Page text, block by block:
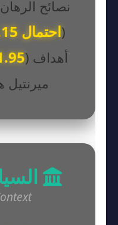
نصائح
(احتمال 1.15
أهداف (